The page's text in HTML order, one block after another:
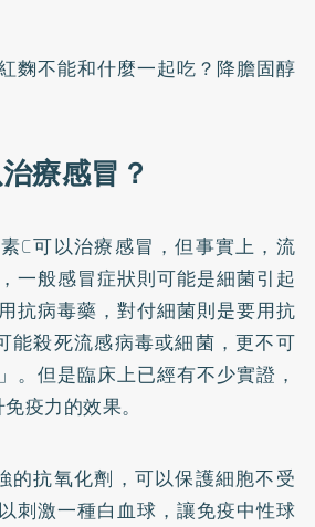
麴不能和什麼一起吃？降膽固醇
療感冒？
C可以治療感冒，但事實上，流
一般感冒症狀則可能是細菌引起
抗病毒藥，對付細菌則是要用抗
能殺死流感病毒或細菌，更不可
。但是臨床上已經有不少實證，
疫力的效果。
的抗氧化劑，可以保護細胞不受
刺激一種白血球，讓免疫中性球